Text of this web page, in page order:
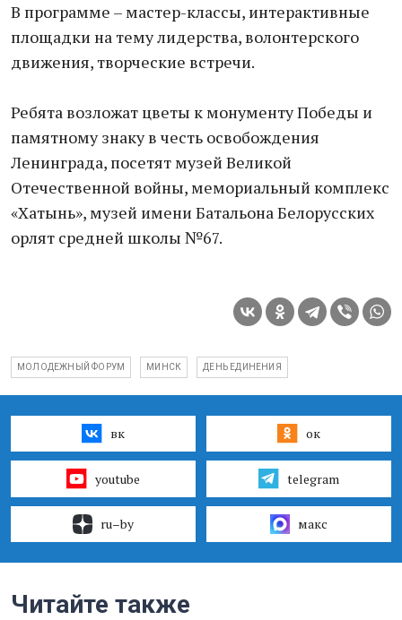
В программе – мастер-классы, интерактивные
площадки на тему лидерства, волонтерского
движения, творческие встречи.
Ребята возложат цветы к монументу Победы и
памятному знаку в честь освобождения
Ленинграда, посетят музей Великой
Отечественной войны, мемориальный комплекс
«Хатынь», музей имени Батальона Белорусских
орлят средней школы №67.
МОЛОДЕЖНЫЙ ФОРУМ МИНСК ДЕНЬ ЕДИНЕНИЯ
вк ок
youtube telegram
ru–by макс
Читайте также